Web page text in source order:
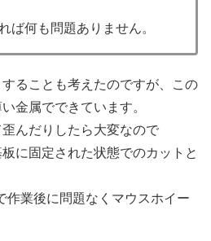
ば何も問題ありません。
ることも考えたのですが、この
金属でできています。
んだりしたら大変なので
に固定された状態でのカットと
作業後に問題なくマウスホイー